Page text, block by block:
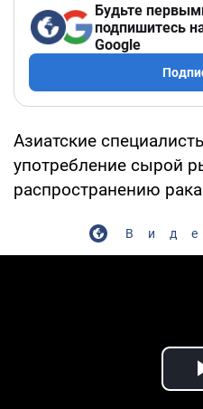
Будьте
подпишитесь
Google
Азиатские
употребление сырой
распространению